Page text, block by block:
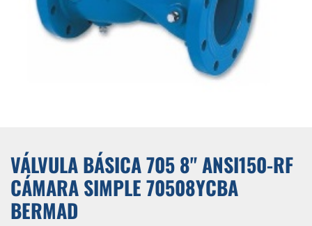
VÁLVULA BÁSICA 705 8" ANSI150-RF
CÁMARA SIMPLE 70508YCBA
BERMAD